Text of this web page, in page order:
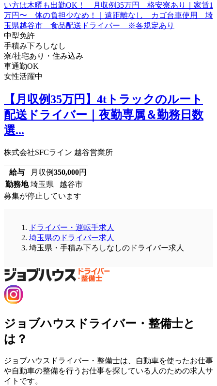
中型免許
手積み下ろしなし
寮/社宅あり・住み込み
車通勤OK
女性活躍中
【月収例35万円】4tトラックのルート
配送ドライバー｜夜勤専属＆勤務日数
選...
株式会社SFCライン 越谷営業所
給与 月収例350,000円
勤務地 埼玉県 越谷市
募集が停止しています
ドライバー・運転手求人
埼玉県のドライバー求人
埼玉県・手積み下ろしなしのドライバー求人
ジョブハウスドライバー・整備士と
は？
ジョブハウスドライバー・整備士は、自動車を使ったお仕事
や自動車の整備を行うお仕事を探している人のための求人サ
イトです。